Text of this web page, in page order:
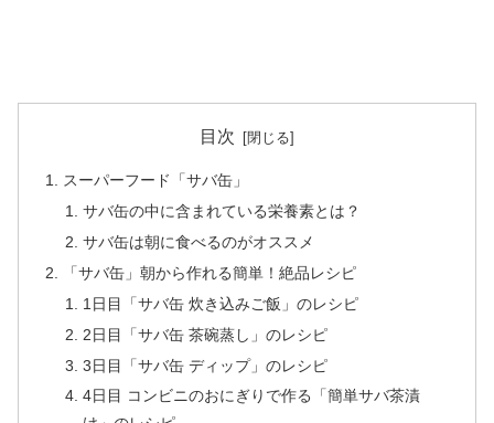
目次
スーパーフード「サバ缶」
サバ缶の中に含まれている栄養素とは？
サバ缶は朝に食べるのがオススメ
「サバ缶」朝から作れる簡単！絶品レシピ
1日目「サバ缶 炊き込みご飯」のレシピ
2日目「サバ缶 茶碗蒸し」のレシピ
3日目「サバ缶 ディップ」のレシピ
4日目 コンビニのおにぎりで作る「簡単サバ茶漬